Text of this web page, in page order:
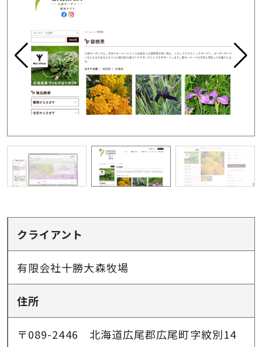
クライアント
有限会社十勝大森牧場
住所
〒089-2446 北海道広尾郡広尾町字紋別14